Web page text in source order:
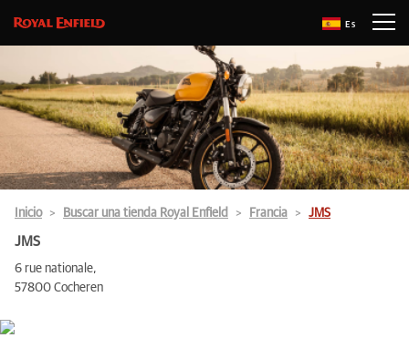
Es
Inicio Buscar una tienda Royal Enfield Francia JMS
JMS
6 rue nationale,
57800 Cocheren